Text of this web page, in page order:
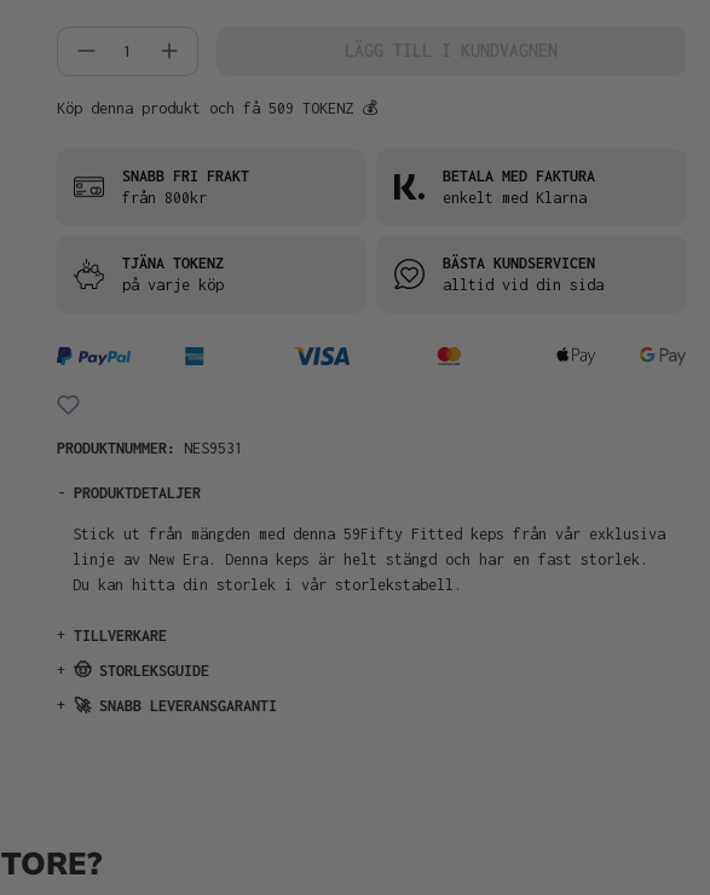
Produktkvantitet: Ange önskat belopp eller
LÄGG TILL I KUNDVAGNEN
Köp denna produkt och få 509 TOKENZ 💰
SNABB FRI FRAKT
från 800kr
BETALA MED FAKTURA
enkelt med Klarna
TJÄNA TOKENZ
på varje köp
BÄSTA KUNDSERVICEN
alltid vid din sida
PRODUKTNUMMER: NES9531
- PRODUKTDETALJER
Stick ut från mängden med denna 59Fifty Fitted keps från vår exklusiva
linje av New Era. Denna keps är helt stängd och har en fast storlek.
Du kan hitta din storlek i vår storlekstabell.
+ TILLVERKARE
+ 🤠 STORLEKSGUIDE
+ 🚀 SNABB LEVERANSGARANTI